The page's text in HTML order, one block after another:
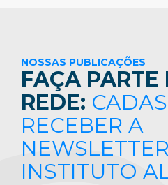
NOSSAS PUBLICAÇÕES
FAÇA PARTE
REDE:
RECEBER A
INSTITUTO